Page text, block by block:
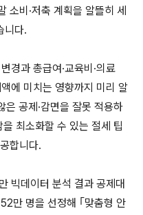
소비·저축 계획을 알뜰히 세
니다.
경과 총급여·교육비·의료
에 미치는 영향까지 미리 알
공제·감면을 잘못 적용하
최소화할 수 있는 절세 팁
합니다.
빅데이터 분석 결과 공제대
만 명을 선정해 ｢맞춤형 안